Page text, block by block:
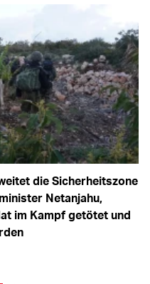
die Sicherheitszone
Netanjahu,
im Kampf getötet und